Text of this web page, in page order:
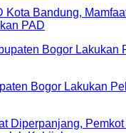
Kota Bandung,
PAD
Bogor Lakukan